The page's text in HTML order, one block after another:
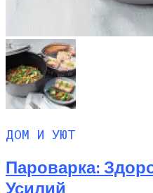
ДОМ И УЮТ
Пароварка:
Усилий